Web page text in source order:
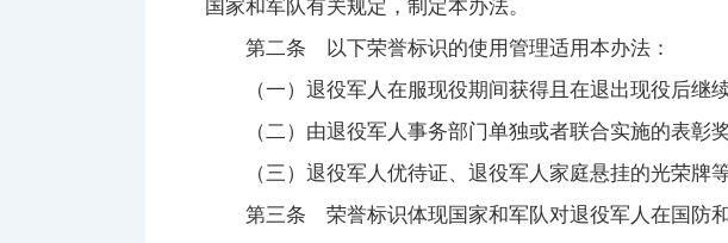
国家和军队有关规定，制定本办法。
第二条 以下荣誉标识的使用管理适用本办法：
（一）退役军人在服现役期间获得且在退出现役后继续
（二）由退役军人事务部门单独或者联合实施的表彰奖
（三）退役军人优待证、退役军人家庭悬挂的光荣牌等
第三条 荣誉标识体现国家和军队对退役军人在国防和